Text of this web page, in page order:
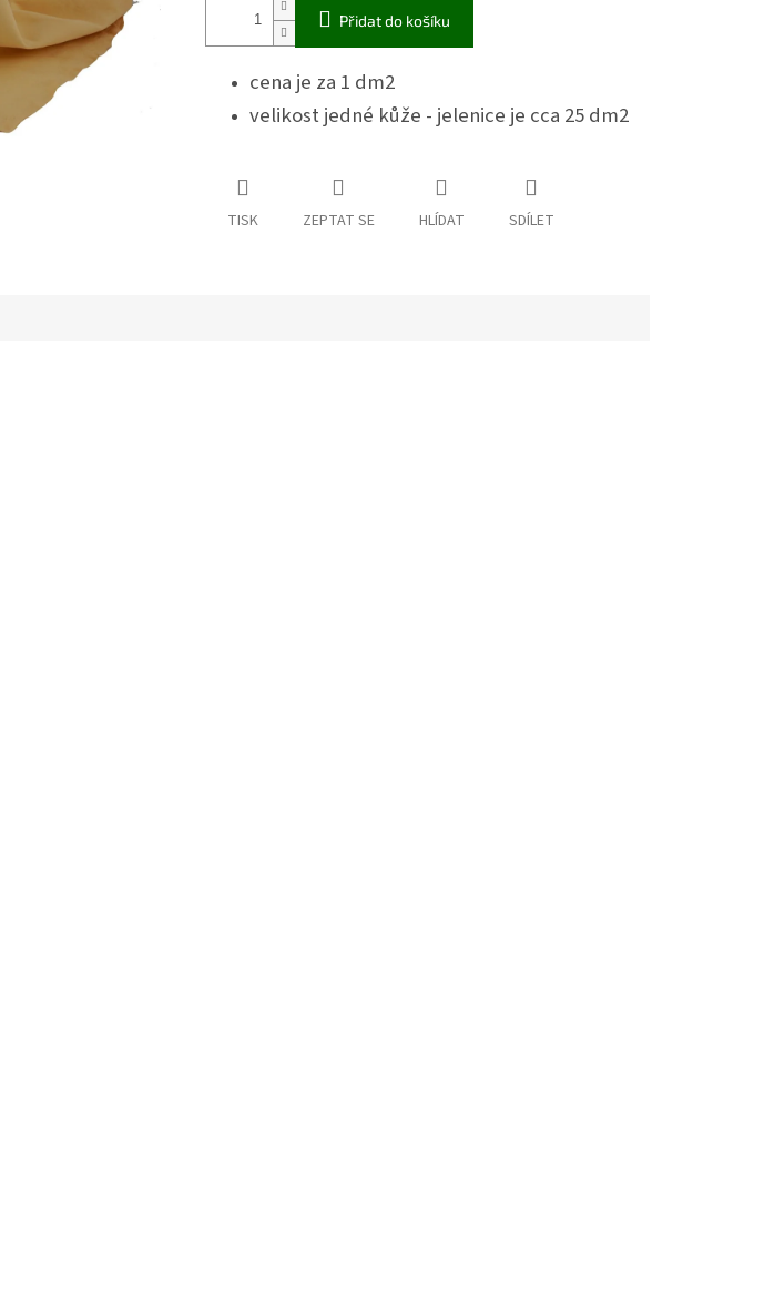
Přidat do košíku
cena je za 1 dm2
velikost jedné kůže - jelenice je cca 25 dm2
TISK ZEPTAT SE HLÍDAT SDÍLET